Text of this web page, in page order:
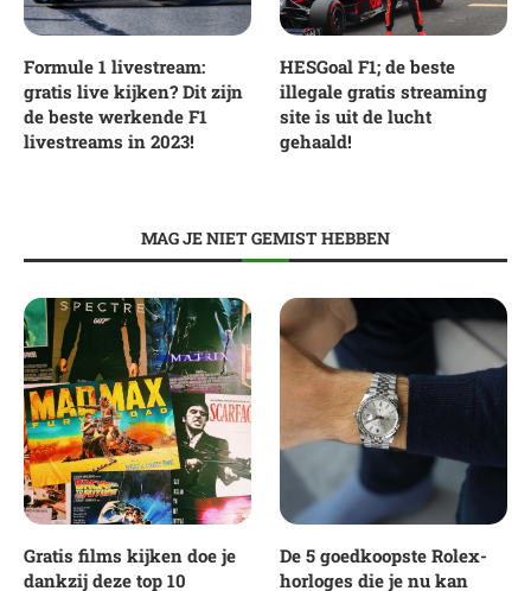
Formule 1 livestream:
gratis live kijken? Dit zijn
de beste werkende F1
livestreams in 2023!
HESGoal F1; de beste
illegale gratis streaming
site is uit de lucht
gehaald!
MAG JE NIET GEMIST HEBBEN
Gratis films kijken doe je
dankzij deze top 10
De 5 goedkoopste Rolex-
horloges die je nu kan